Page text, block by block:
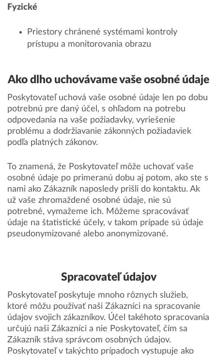
Fyzické
Priestory chránené systémami kontroly
prístupu a monitorovania obrazu
Ako dlho uchovávame vaše osobné údaje
Poskytovateľ uchová vaše osobné údaje len po dobu
potrebnú pre daný účel, s ohľadom na potrebu
odpovedania na vaše požiadavky, vyriešenie
problému a dodržiavanie zákonných požiadaviek
podľa platných zákonov.
To znamená, že Poskytovateľ môže uchovať vaše
osobné údaje po primeranú dobu aj potom, ako ste s
nami ako Zákazník naposledy prišli do kontaktu. Ak
už vaše zhromaždené osobné údaje, nie sú
potrebné, vymažeme ich. Môžeme spracovávať
údaje na štatistické účely, v takom prípade sú údaje
pseudonymizované alebo anonymizované.
Spracovateľ údajov
Poskytovateľ poskytuje mnoho rôznych služieb,
ktoré môžu používať naši Zákazníci na spracovanie
údajov svojich zákazníkov. Účel takéhoto spracovania
určujú naši Zákazníci a nie Poskytovateľ, čím sa
Zákazník stáva správcom osobných údajov.
Poskytovateľ v takýchto prípadoch vystupuje ako